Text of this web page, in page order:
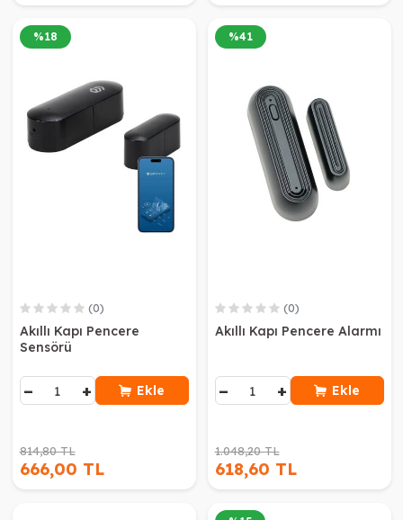
%18
(0)
Akıllı Kapı Pencere
Sensörü
− + Ekle
814,80 TL
666,00 TL
%41
(0)
Akıllı Kapı Pencere Alarmı
− + Ekle
1.048,20 TL
618,60 TL